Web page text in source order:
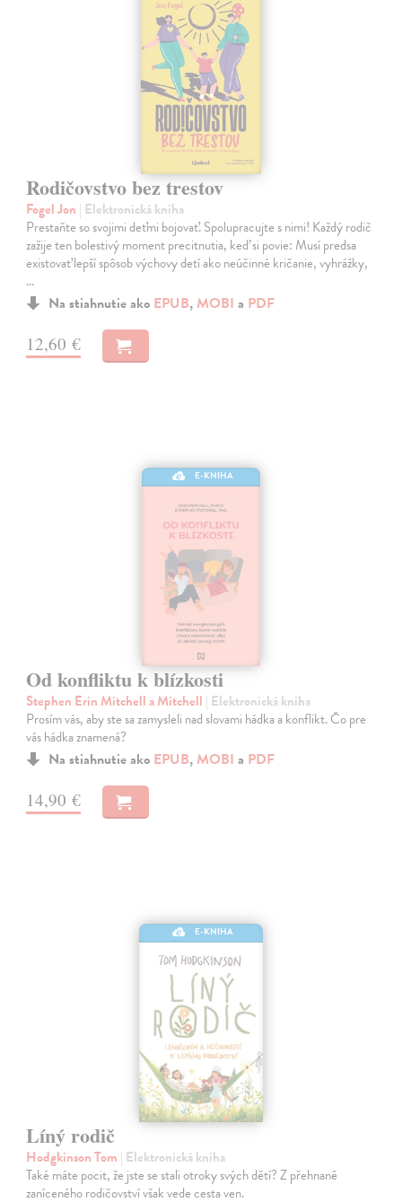
Rodičovstvo bez trestov
Fogel Jon | Elektronická kniha
Prestaňte so svojimi deťmi bojovať. Spolupracujte s nimi! Každý rodič
zažije ten bolestivý moment precitnutia, keď si povie: Musí predsa
existovať lepší spôsob výchovy detí ako neúčinné kričanie, vyhrážky,
…
Na stiahnutie ako EPUB, MOBI a PDF
12,60 €
E-KNIHA
Od konfliktu k blízkosti
Stephen Erin Mitchell a Mitchell | Elektronická kniha
Prosím vás, aby ste sa zamysleli nad slovami hádka a konflikt. Čo pre
vás hádka znamená?
Na stiahnutie ako EPUB, MOBI a PDF
14,90 €
E-KNIHA
Líný rodič
Hodgkinson Tom | Elektronická kniha
Také máte pocit, že jste se stali otroky svých dětí? Z přehnaně
zaníceného rodičovství však vede cesta ven.